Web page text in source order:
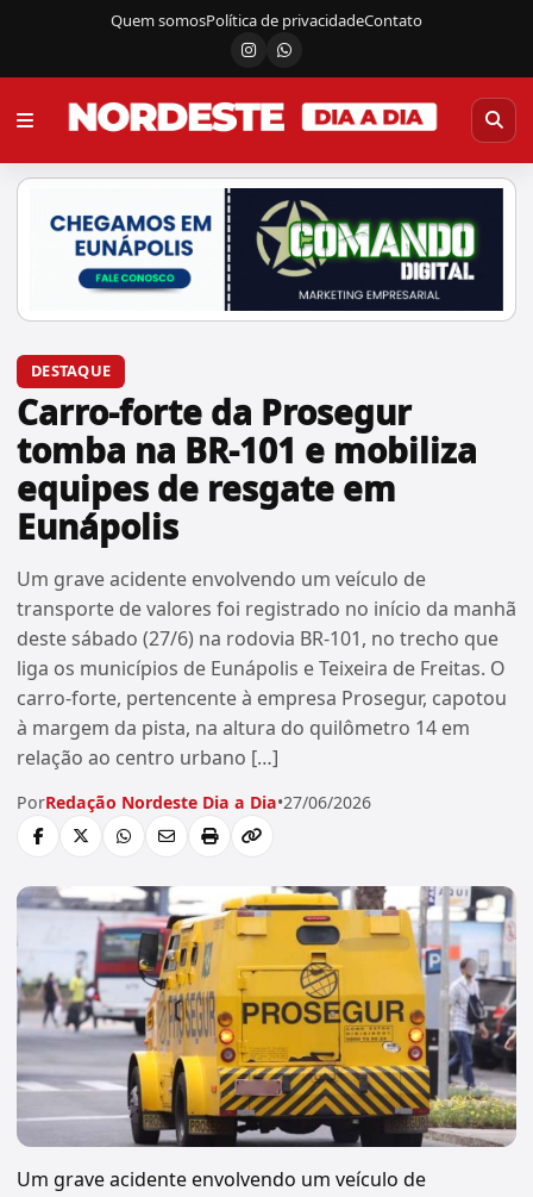
Quem somosPolítica de privacidadeContato
InstagramCanal do WhatsApp
DESTAQUE
Carro-forte da Prosegur
tomba na BR-101 e mobiliza
equipes de resgate em
Eunápolis
Um grave acidente envolvendo um veículo de
transporte de valores foi registrado no início da manhã
deste sábado (27/6) na rodovia BR-101, no trecho que
liga os municípios de Eunápolis e Teixeira de Freitas. O
carro-forte, pertencente à empresa Prosegur, capotou
à margem da pista, na altura do quilômetro 14 em
relação ao centro urbano […]
PorRedação Nordeste Dia a Dia•27/06/2026
Um grave acidente envolvendo um veículo de